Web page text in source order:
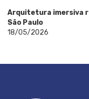
Arquitetura imersiva
São Paulo
18/05/2026